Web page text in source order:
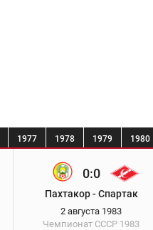
1977 1978 1979 1980
0:0
Пахтакор - Спартак
2 августа 1983
Чемпионат СССР 1983